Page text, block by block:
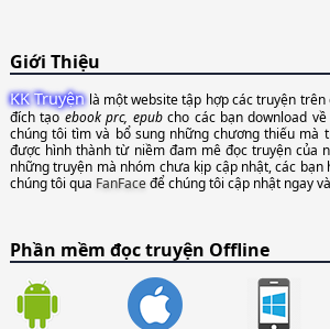
Giới Thiệu
KK Truyệnlà một website tập hợp các truyện trên
đích tạoebook prc, epubcho các bạn download
chúng tôi tìm và bổ sung những chương thiếu mà
được hình thành từ niềm đam mê đọc truyện của
những truyện mà nhóm chưa kịp cập nhật, các bạn
chúng tôi qua FanFaceđể chúng tôi cập nhật ngay
Phần mềm đọc truyện Offline